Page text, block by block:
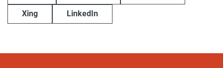
Xing LinkedIn